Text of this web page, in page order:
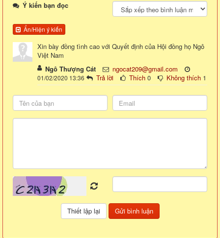
Ý kiến bạn đọc
Ẩn/Hiện ý kiến
Xin bày đồng tình cao với Quyết định của Hội đồng họ Ngô
Việt Nam
Ngô Thượng Cát
ngocat209@gmail.com
01/02/2020 13:36 Trả lời Thích 0 Không thích 1